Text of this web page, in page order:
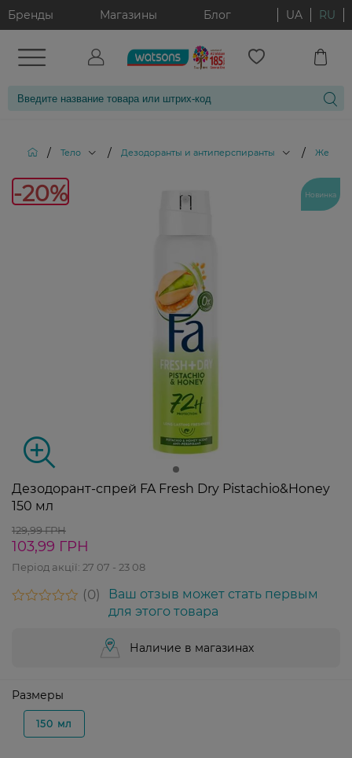
Бренды Магазины Блог UA RU
/ Тело / Дезодоранты и антиперспиранты /
-20% Новинка
Дезодорант-спрей FA Fresh Dry Pistachio&Honey
150 мл
129,99 ГРН
103,99 ГРН
Період акції: 27 07 - 23 08
0
Ваш отзыв может стать первым
для этого товара
Наличие в магазинах
Размеры
150 мл